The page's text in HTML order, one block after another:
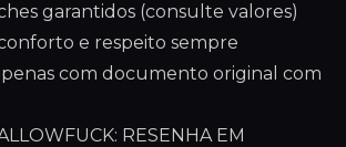
garantidos (consulte valores)
e respeito sempre
com documento original com
RESENHA EM